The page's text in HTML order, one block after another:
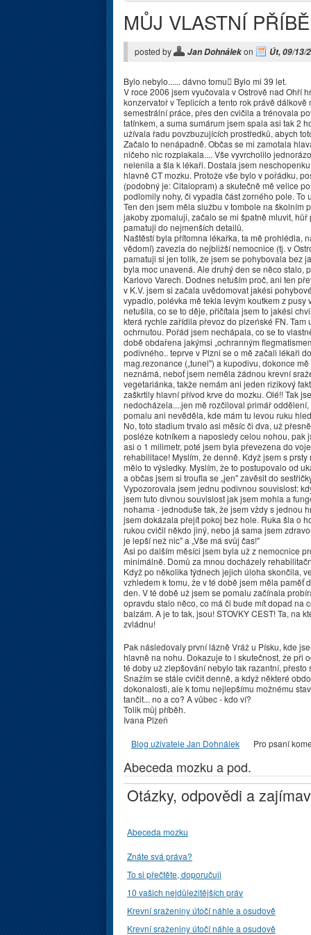
MŮJ VLASTNÍ
posted by Jan Dohnálekon Út, 09/13/
Bylo nebylo...... dávno tomu Bylo mi 39 let.
V roce 2006 jsem vyučovala v Ostrově nad Ohří
konzervatoř v Teplicích a tento rok právě
semestrální práce, přes den cvičila a trénovala
tatínkem, a suma sumárum jsem spala asi tak 2
užívala řadu povzbuzujících prostředků, abych
Začalo to nenápadně. Občas se mi zamotala
ničeho nic rozplakala.... Vše vyvrcholilo
nelenila a šla k lékaři. Dostala jsem
hlavně CT mozku. Protože vše bylo v pořádku,
(podobný je: Citalopram) a skutečně mě velice
podlomily nohy, či vypadla část zorného pole. To
Ten den jsem měla službu v tombole na školním
jakoby zpomaluji, začalo se mi špatně mluvit,
pamatuji do nejmenších detailů.
Naštěstí byla přítomna lékařka, ta mě prohlédla,
vědomí) zavezla do nejbližší nemocnice (tj. v
pamatuji si jen tolik, že jsem se pohybovala bez
byla moc unavená. Ale druhý den se něco stalo,
Karlovo Varech. Dodnes netuším proč, ani ten
v K.V. jsem si začala uvědomovat jakési
vypadlo, polévka mě tekla levým koutkem z
netušila, co se to děje, přičítala jsem to jakési
která rychle zařídila převoz do plzeńské FN.
ochrnutou. Pořád jsem nechápala, co se to
době obdařena jakýmsi „ochranným
podivného.. teprve v Plzni se o mě začali lékaři
mag.rezonance („tunel") a kupodivu, dokonce
neznámá, neboť jsem neměla žádnou krevní
vegetariánka, takže nemám ani jeden rizikový
zaškrtily hlavní přívod krve do mozku. Olé!! Tak
nedocházela....jen mě rozčiloval primář
pomalu ani nevěděla, kde mám tu levou ruku
No, toto stadium trvalo asi měsíc či dva, už
posléze kotníkem a naposledy celou nohou, pak
asi o 1 milimetr, poté jsem byla převezena do
rehabilitace! Myslím, že denně. Když jsem s
mělo to výsledky. Myslím, že to postupovalo od
a občas jsem si troufla se „jen" zavěsit do
Vypozorovala jsem jednu podivnou souvislost:
jsem tuto divnou souvislost jak jsem mohla a
nohama - jednoduše tak, že jsem vždy s jednou
jsem dokázala přejít pokoj bez hole. Ruka šla o
rukou cvičil někdo jiný, nebo já sama jsem
je lepší než nic" a „Vše má svůj čas!"
Asi po dalším měsíci jsem byla už z nemocnice
minimálně. Domů za mnou docházely
Když po několika týdnech jejich úloha skončila,
vzhledem k tomu, že v té době jsem měla paměť
den. V té době už jsem se pomalu začínala
opravdu stalo něco, co má či bude mít dopad na
balzám. A je to tak, jsou! STOVKY CEST! Ta, na
zvládnu!
Pak následovaly první lázně Vráž u Písku, kde
hlavně na nohu. Dokazuje to i skutečnost, že při
té doby už zlepšování nebylo tak razantní, přesto
Snažím se stále cvičit denně, a když některé
dokonalosti, ale k tomu nejlepšímu možnému
tančit... no a co? A vůbec - kdo ví?
Tolik můj příběh.
Ivana Plzeň
Blog uživatele Jan Dohnálek
Pro psaní
Abeceda mozku a pod.
Otázky, odpovědi a
Abeceda mozku
Znáte svá práva?
To si přečtěte, doporučuji
10 vašich nejdůležitějších práv
Krevní sraženiny útočí náhle a osudově
Krevní sraženiny útočí náhle a osudově